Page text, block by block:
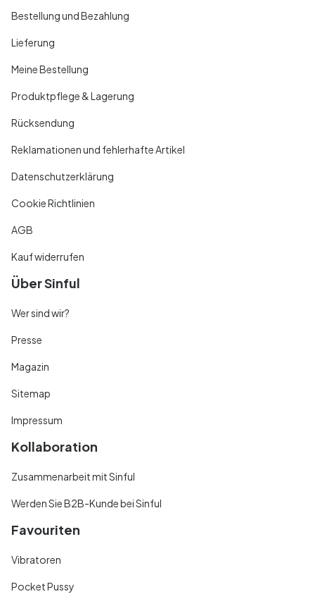
Bestellung und Bezahlung
Lieferung
Meine Bestellung
Produktpflege & Lagerung
Rücksendung
Reklamationen und fehlerhafte Artikel
Datenschutzerklärung
Cookie Richtlinien
AGB
Kauf widerrufen
Über Sinful
Wer sind wir?
Presse
Magazin
Sitemap
Impressum
Kollaboration
Zusammenarbeit mit Sinful
Werden Sie B2B-Kunde bei Sinful
Favouriten
Vibratoren
Pocket Pussy